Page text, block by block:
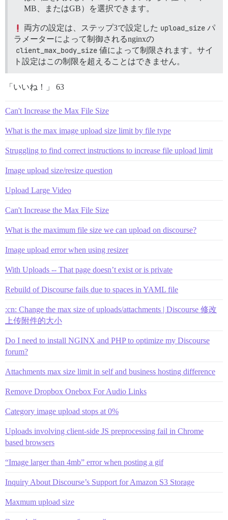
MB、またはGB）を選択できます。
両方の設定は、ステップ3で設定した upload_size パ
ラメーターによって制御されるnginxの
client_max_body_size 値によって制限されます。サイ
ト設定はこの制限を超えることはできません。
「いいね！」 63
Can't Increase the Max File Size
What is the max image upload size limit by file type
Struggling to find correct instructions to increase file upload limit
Image upload size/resize question
Upload Large Video
Can't Increase the Max File Size
What is the maximum file size we can upload on discourse?
Image upload error when using resizer
With Uploads -- That page doesn’t exist or is private
Rebuild of Discourse fails due to spaces in YAML file
:cn: Change the max size of uploads/attachments | Discourse 修改
上传附件的大小
Do I need to install NGINX and PHP to optimize my Discourse
forum?
Attachments max size limit in self and business hosting difference
Remove Dropbox Onebox For Audio Links
Category image upload stops at 0%
Uploads involving client-side JS preprocessing fail in Chrome
based browsers
“Image larger than 4mb” error when posting a gif
Inquiry About Discourse’s Support for Amazon S3 Storage
Maxmum upload size